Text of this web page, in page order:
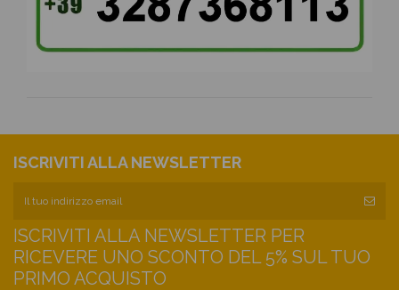
ISCRIVITI ALLA NEWSLETTER
ISCRIVITI ALLA NEWSLETTER PER
RICEVERE UNO SCONTO DEL 5% SUL TUO
PRIMO ACQUISTO